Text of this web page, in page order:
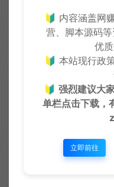
当前内容需
立即下载
收藏 (0)
🔰 内容涵盖网
营、脚本源码
优
🔰 本站现行政
🔰强烈建议大
单栏点击下载，
立即前往